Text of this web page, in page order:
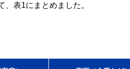
、表1にまとめました。